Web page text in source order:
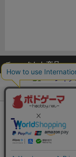
チェックした商品
【ボド